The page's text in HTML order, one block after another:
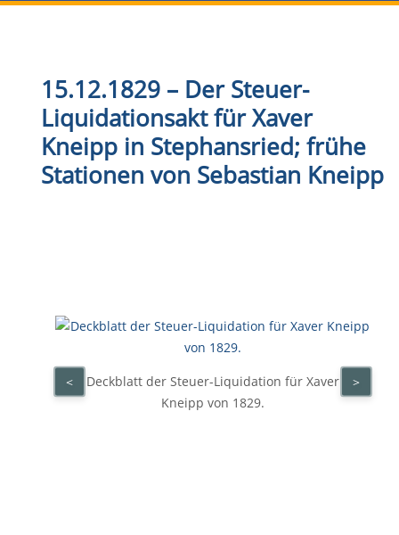
p
15.12.1829 – Der Steuer-
Liquidationsakt für Xaver
Kneipp in Stephansried; frühe
Stationen von Sebastian Kneipp
Deckblatt der Steuer-Liquidation für Xaver
Kneipp von 1829.
< >